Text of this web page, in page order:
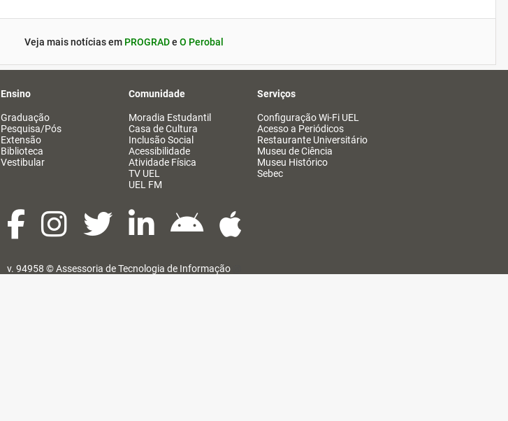
Veja mais notícias em PROGRADe O Perobal
Ensino
Graduação
Pesquisa/Pós
Extensão
Biblioteca
Vestibular
Comunidade
Moradia Estudantil
Casa de Cultura
Inclusão Social
Acessibilidade
Atividade Física
TV UEL
UEL FM
Serviços
Configuração Wi-Fi UEL
Acesso a Periódicos
Restaurante Universitário
Museu de Ciência
Museu Histórico
Sebec
v. 94958 ©Assessoria de Tecnologia de Informação